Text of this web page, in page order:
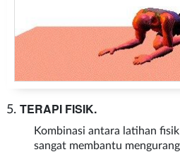
TERAPI FISIK.
Kombinasi antara latihan
sangat membantu